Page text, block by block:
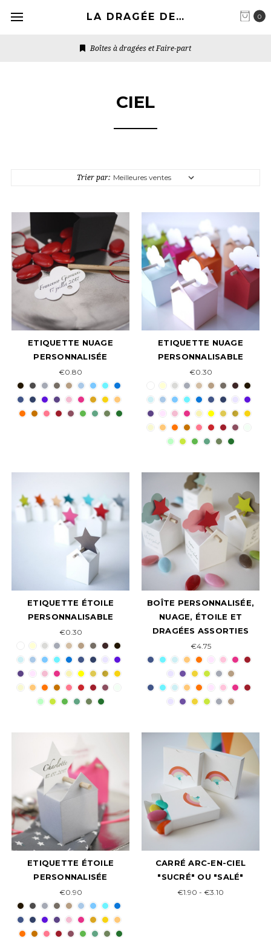
0
LA DRAGÉE DESIGN
Boîtes à dragées et Faire-part
CIEL
Trier par:
ETIQUETTE NUAGE
PERSONNALISÉE
€0.80
ETIQUETTE NUAGE
PERSONNALISABLE
€0.30
ETIQUETTE ÉTOILE
PERSONNALISABLE
€0.30
BOÎTE PERSONNALISÉE,
NUAGE, ÉTOILE ET
DRAGÉES ASSORTIES
€4.75
ETIQUETTE ÉTOILE
PERSONNALISÉE
€0.90
CARRÉ ARC-EN-CIEL
"SUCRÉ" OU "SALÉ"
€1.90 - €3.10